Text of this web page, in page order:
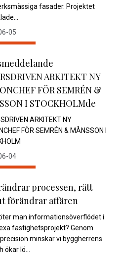
fasader. Projektet
05
ARKITEKT NY
FÖR SEMRÉN &
I STOCKHOLMde
ARKITEKT NY
FÖR SEMRÉN & MÅNSSON I
04
processen, rätt
förändrar affären
man informationsöverflödet i
fastighetsprojekt? Genom
minskar vi byggherrens
ökar lö...